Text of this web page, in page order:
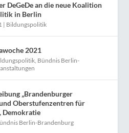
DeGeDe an die neue Koalition
in Berlin
| Bildungspolitik
2021
, Bündnis Berlin-
„Brandenburger
Oberstufenzentren für
Demokratie
Berlin-Brandenburg